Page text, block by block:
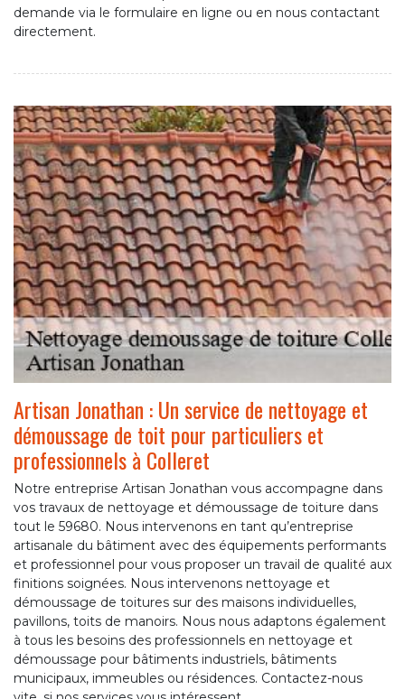
demande via le formulaire en ligne ou en nous contactant
directement.
Artisan Jonathan : Un service de nettoyage et
démoussage de toit pour particuliers et
professionnels à Colleret
Notre entreprise Artisan Jonathan vous accompagne dans
vos travaux de nettoyage et démoussage de toiture dans
tout le 59680. Nous intervenons en tant qu’entreprise
artisanale du bâtiment avec des équipements performants
et professionnel pour vous proposer un travail de qualité aux
finitions soignées. Nous intervenons nettoyage et
démoussage de toitures sur des maisons individuelles,
pavillons, toits de manoirs. Nous nous adaptons également
à tous les besoins des professionnels en nettoyage et
démoussage pour bâtiments industriels, bâtiments
municipaux, immeubles ou résidences. Contactez-nous